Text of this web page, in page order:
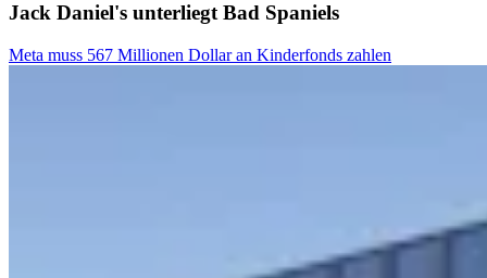
Jack Daniel's unterliegt Bad Spaniels
Meta muss 567 Millionen Dollar an Kinderfonds zahlen